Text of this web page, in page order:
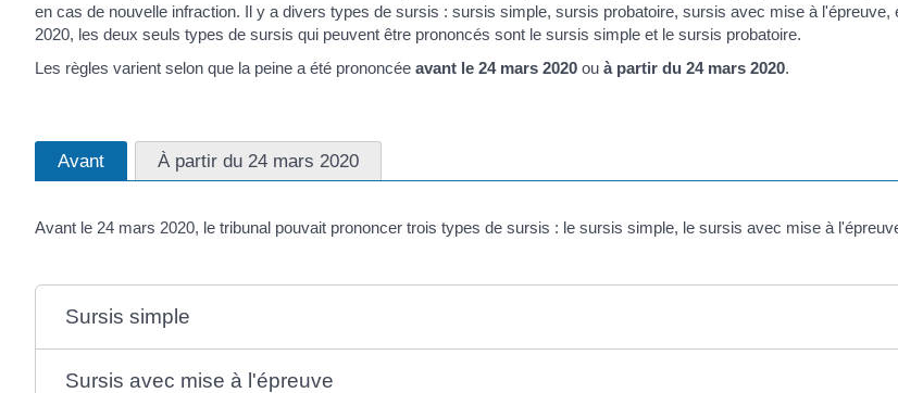
en cas de nouvelle infraction. Il y a divers types de sursis : sursis simple, sursis probatoire, sursis avec mise à
2020, les deux seuls types de sursis qui peuvent être prononcés sont le sursis simple et le sursis probatoire.
Les règles varient selon que la peine a été prononcée avant le 24 mars 2020 ou à partir du 24 mars 2020.
Avant À partir du 24 mars 2020
Avant le 24 mars 2020, le tribunal pouvait prononcer trois types de sursis : le sursis simple, le sursis avec mise à
Sursis simple
Sursis avec mise à l'épreuve